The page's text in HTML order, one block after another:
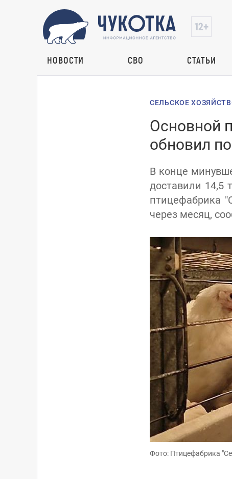
НОВОСТИ СВО СТАТЬИ
СЕЛЬСКОЕ
Основной
обновил
В конце
доставили 14,5
птицефабрика
через месяц,
Фото: Птицефабрика